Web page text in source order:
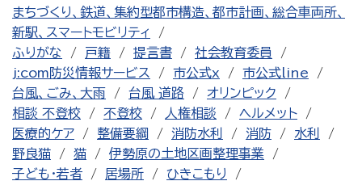
まちづくり、鉄道、集約型都市構造、都市計画、総合車両所、
新駅、スマートモビリティ
ふりがな
戸籍 提言書
社会教育委員
j:com防災情報サービス
市公式x
市公式line
台風、ごみ、大雨
台風 道路
オリンピック
相談 不登校
不登校 人権相談
ヘルメット
医療的ケア
整備要綱 消防水利 消防
水利
野良猫
猫
伊勢原の土地区画整理事業
子ども・若者
居場所
ひきこもり